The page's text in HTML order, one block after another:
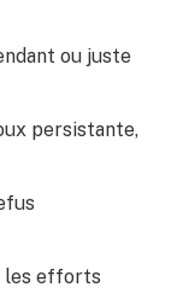
ou juste
persistante,
les efforts